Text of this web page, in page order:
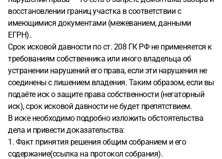
восстановлении границ участка в соответствии с
имеющимися документами (межеванием, данными
ЕГРН).
Срок исковой давности по ст. 208 ГК РФ не применяется к
требованиям собственника или иного владельца об
устранении нарушений его права, если эти нарушения не
соединены с лишением владения. Таким образом, если вы
подаёте иск о защите права собственности (негаторный
иск), срок исковой давности не будет препятствием.
В иске необходимо подробно изложить обстоятельства
дела и привести доказательства:
1. Факт принятия решения общим собранием и его
содержание(ссылка на протокол собрания).